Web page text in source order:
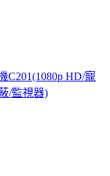
C201(1080p HD/寵
/監視器)